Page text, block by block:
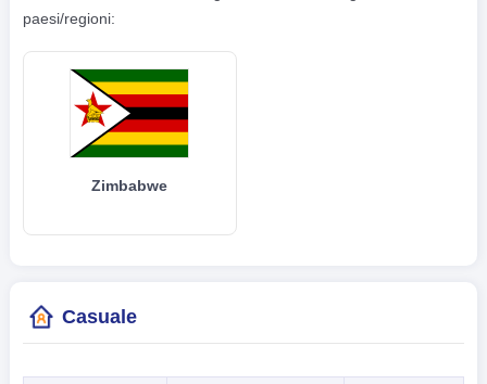
paesi/regioni:
Zimbabwe
Casuale